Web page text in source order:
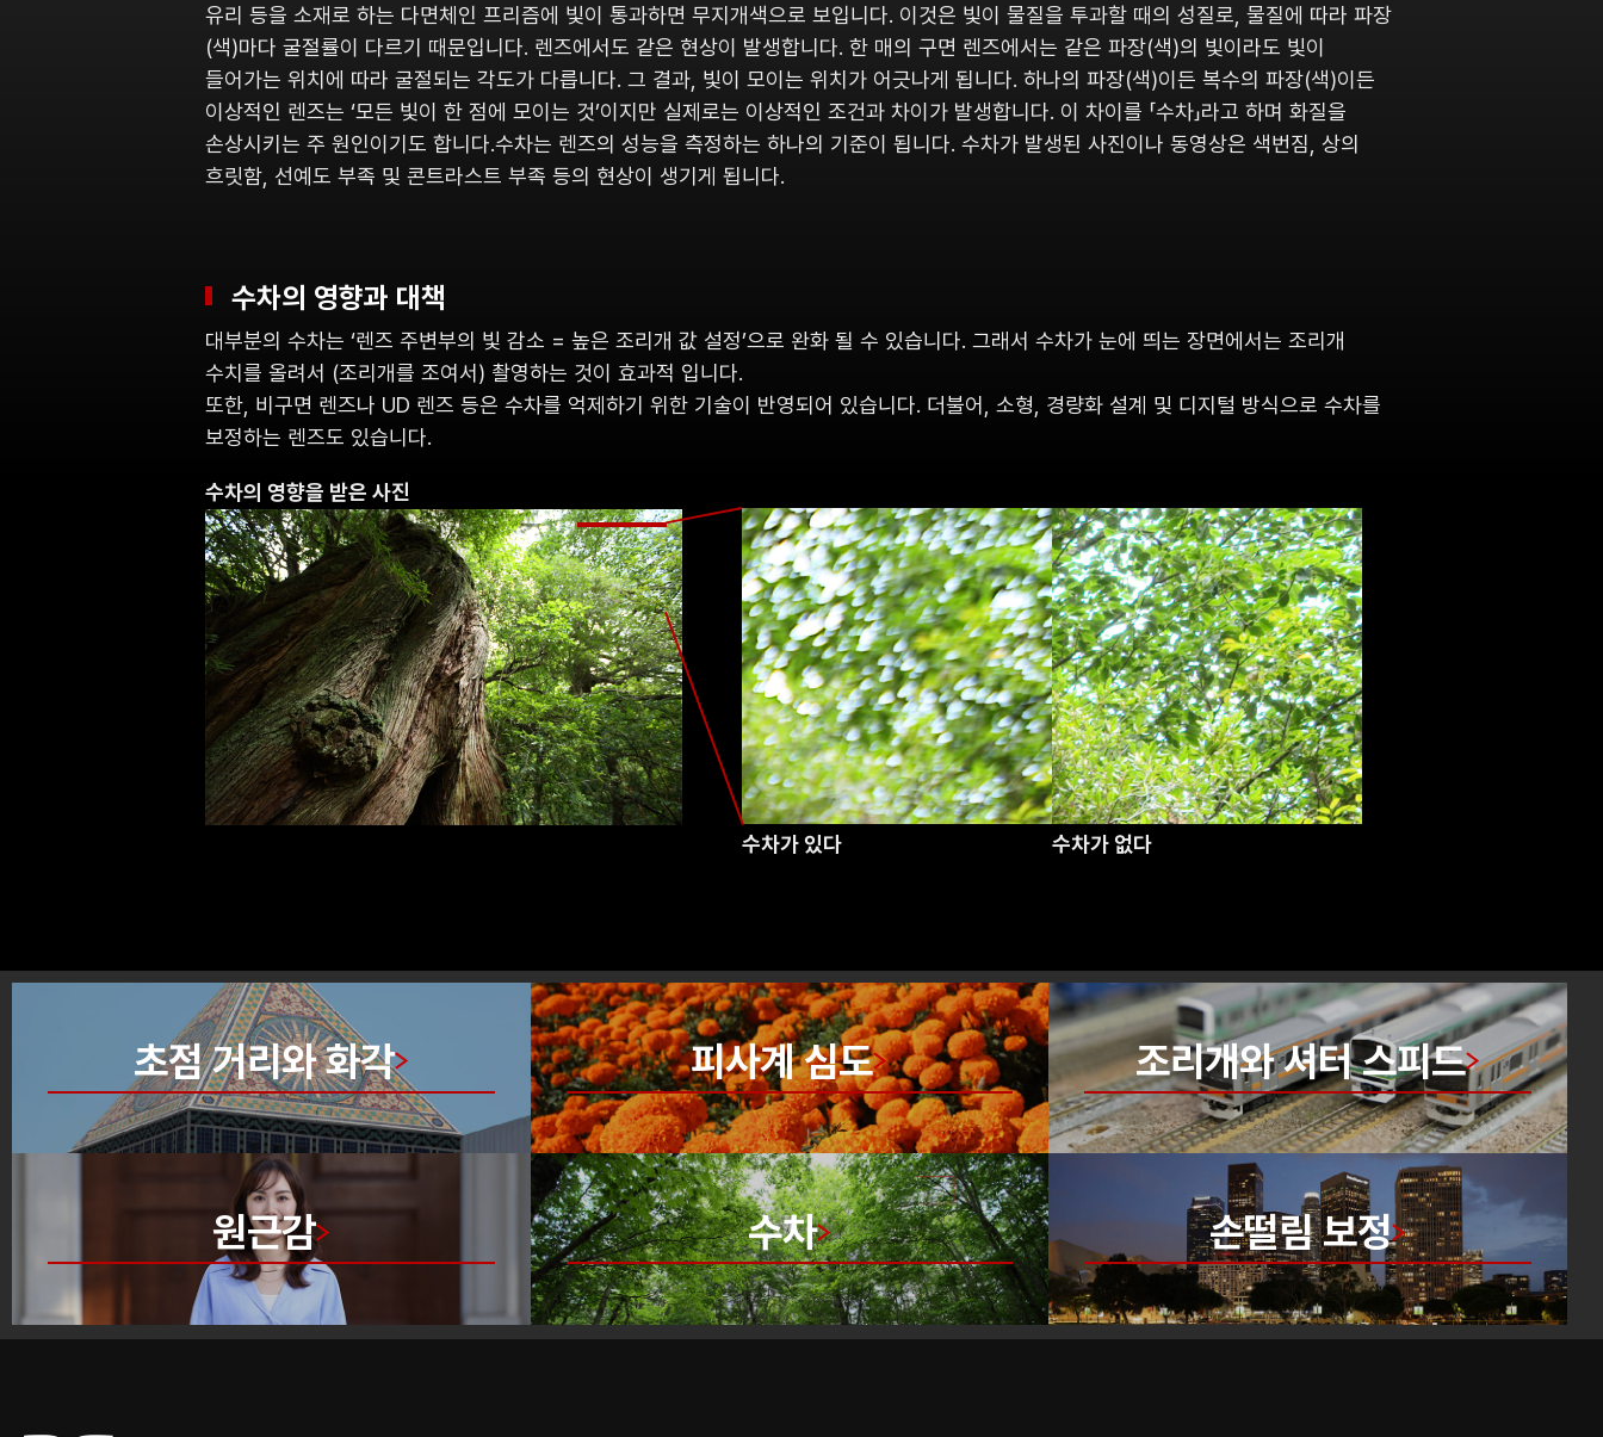
유리 등을 소재로 하는 다면체인 프리즘에 빛이 통과하면 무지개색으로 보입니다. 이것은 빛이 물질을 투과할 때의 성질로, 물질에 따라 파장
(색)마다 굴절률이 다르기 때문입니다. 렌즈에서도 같은 현상이 발생합니다. 한 매의 구면 렌즈에서는 같은 파장(색)의 빛이라도 빛이
들어가는 위치에 따라 굴절되는 각도가 다릅니다. 그 결과, 빛이 모이는 위치가 어긋나게 됩니다. 하나의 파장(색)이든 복수의 파장(색)이든
이상적인 렌즈는 ‘모든 빛이 한 점에 모이는 것’이지만 실제로는 이상적인 조건과 차이가 발생합니다. 이 차이를 「수차」라고 하며 화질을
손상시키는 주 원인이기도 합니다.수차는 렌즈의 성능을 측정하는 하나의 기준이 됩니다. 수차가 발생된 사진이나 동영상은 색번짐, 상의
흐릿함, 선예도 부족 및 콘트라스트 부족 등의 현상이 생기게 됩니다.
수차의 영향과 대책
대부분의 수차는 ‘렌즈 주변부의 빛 감소 = 높은 조리개 값 설정’으로 완화 될 수 있습니다. 그래서 수차가 눈에 띄는 장면에서는 조리개
수치를 올려서 (조리개를 조여서) 촬영하는 것이 효과적 입니다.
또한, 비구면 렌즈나 UD 렌즈 등은 수차를 억제하기 위한 기술이 반영되어 있습니다. 더불어, 소형, 경량화 설계 및 디지털 방식으로 수차를
보정하는 렌즈도 있습니다.
수차의 영향을 받은 사진
수차가 있다 수차가 없다
초점 거리와 화각 피사계 심도 조리개와 셔터 스피드
원근감 수차 손떨림 보정